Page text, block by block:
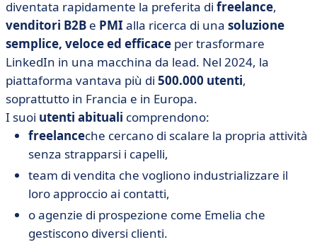
diventata rapidamente la preferita di freelance,
venditori B2B e PMI alla ricerca di una soluzione
semplice, veloce ed efficace per trasformare
LinkedIn in una macchina da lead. Nel 2024, la
piattaforma vantava più di 500.000 utenti,
soprattutto in Francia e in Europa.
I suoi utenti abituali comprendono:
freelanceche cercano di scalare la propria attività
senza strapparsi i capelli,
team di vendita che vogliono industrializzare il
loro approccio ai contatti,
o agenzie di prospezione come Emelia che
gestiscono diversi clienti.